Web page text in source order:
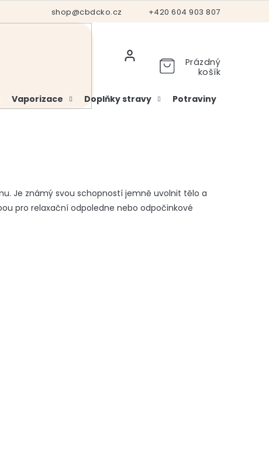
+420 604 903 807
shop@cbdcko.cz
Hodnocení obchodu Vrácení a reklamace
Prázdný
košík
Vaporizace Doplňky stravy Potraviny
Je známý svou schopností jemně uvolnit tělo a
pro relaxační odpoledne nebo odpočinkové